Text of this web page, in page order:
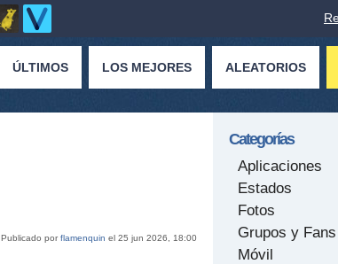
ÚLTIMOS LOS MEJORES ALEATORIOS
Publicado porflamenquin el 25 jun 2026, 18:00
Categorías
Aplicaciones
Estados
Fotos
Grupos y Fans
Móvil